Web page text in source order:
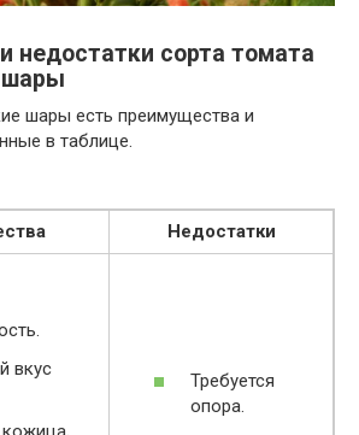
недостатки сорта томата
шары
шары есть преимущества и
в таблице.
Недостатки
вкус
Требуется
опора.